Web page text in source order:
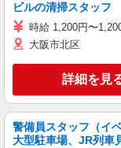
ビルの清掃スタッフ
時給 1,200円〜
大阪市北区
詳細を見
警備員スタッフ（イ
大型駐車場、JR列車